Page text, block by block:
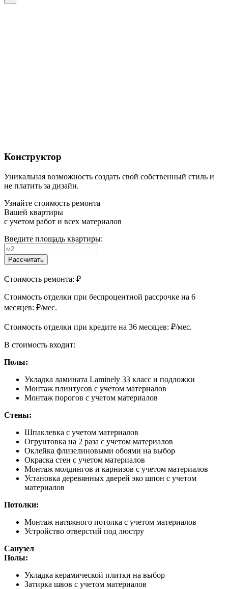
Конструктор
Уникальная возможность создать свой собственный стиль и
не платить за дизайн.
Узнайте стоимость ремонта
Вашей квартиры
с учетом работ и всех материалов
Введите площадь квартиры:
Рассчитать
Стоимость ремонта: ₽
Cтоимость отделки при беспроцентной рассрочке на 6
месяцев: ₽/мес.
Cтоимость отделки при кредите на 36 месяцев: ₽/мес.
В стоимость входит:
Полы:
Укладка ламината Laminely 33 класс и подложки
Монтаж плинтусов с учетом материалов
Монтаж порогов с учетом материалов
Стены:
Шпаклевка с учетом материалов
Огрунтовка на 2 раза с учетом материалов
Оклейка флизелиновыми обоями на выбор
Окраска стен с учетом материалов
Монтаж молдингов и карнизов с учетом материалов
Установка деревянных дверей эко шпон с учетом
материалов
Потолки:
Монтаж натяжного потолка с учетом материалов
Устройство отверстий под люстру
Санузел
Полы:
Укладка керамической плитки на выбор
Затирка швов с учетом материалов